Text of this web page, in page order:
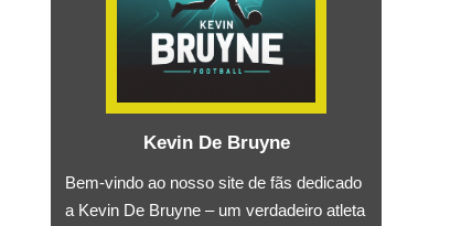
Kevin De Bruyne
Bem-vindo ao nosso site de fãs dedicado
a Kevin De Bruyne – um verdadeiro atleta